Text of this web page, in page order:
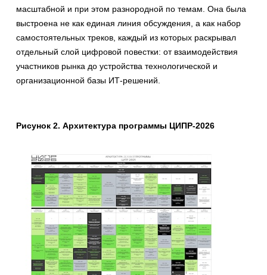
масштабной и при этом разнородной по темам. Она была
выстроена не как единая линия обсуждения, а как набор
самостоятельных треков, каждый из которых раскрывал
отдельный слой цифровой повестки: от взаимодействия
участников рынка до устройства технологической и
организационной базы ИТ-решений.
Рисунок 2. Архитектура программы ЦИПР-2026